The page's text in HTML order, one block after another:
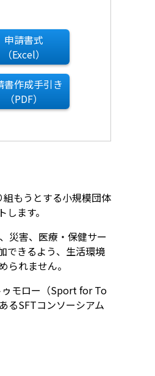
申請書式
（Excel）
書作成手引き
（PDF）
もうとする小規模団体
ます。
災害、医療・保健サー
できるよう、生活環境
れません。
モロー（Sport for To
るSFTコンソーシアム